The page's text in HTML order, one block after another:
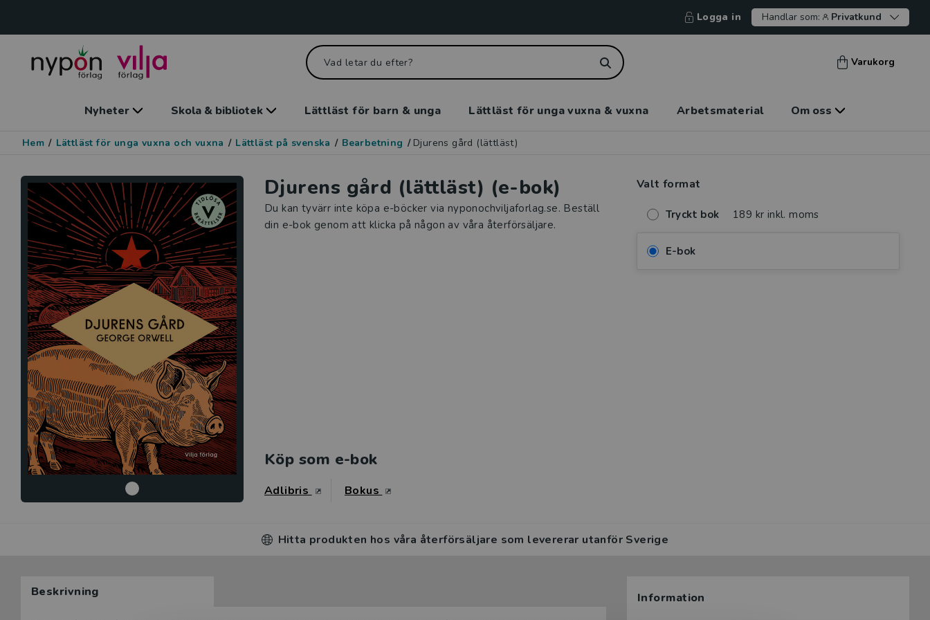
Logga in Handlar som: Privatkund
Varukorg
Nyheter Skola & bibliotek Lättläst för barn & unga Lättläst för unga vuxna & vuxna Arbetsmaterial Om oss
Hem / Lättläst för unga vuxna och vuxna / Lättläst på svenska / Bearbetning / Djurens gård (lättläst)
Djurens gård (lättläst) (e-bok)
Du kan tyvärr inte köpa e-böcker via nyponochviljaforlag.se. Beställ
din e-bok genom att klicka på någon av våra återförsäljare.
Köp som e-bok
Adlibris Bokus
Valt format
Tryckt bok 189 kr inkl. moms
E-bok
Hitta produkten hos våra återförsäljare som levererar utanför Sverige
Beskrivning Information